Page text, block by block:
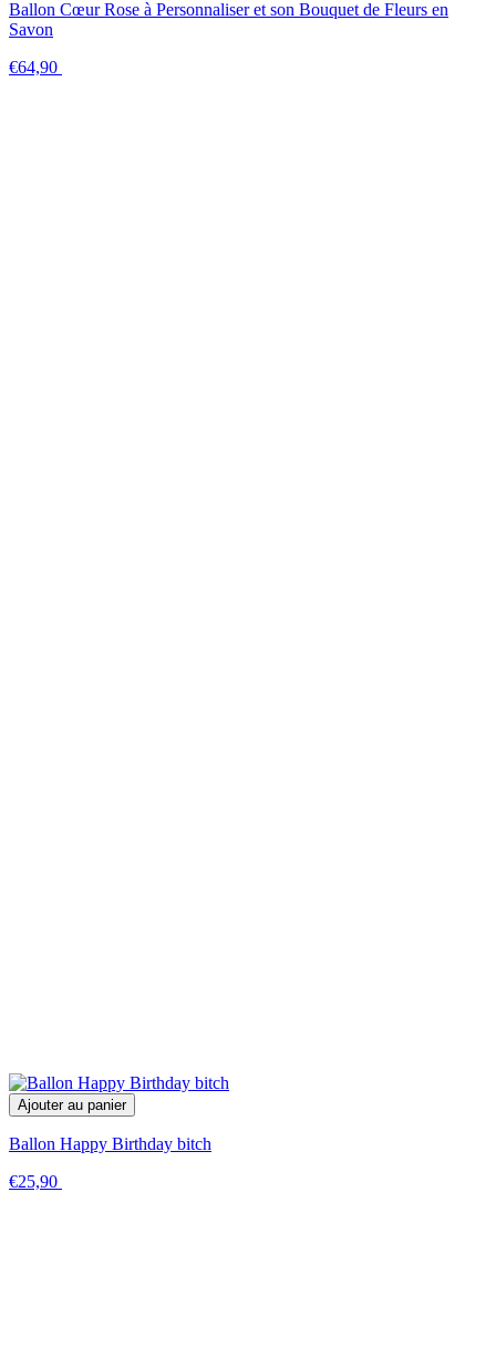
Ballon Cœur Rose à Personnaliser et son Bouquet de Fleurs en
Savon
€64,90
Ajouter au panier
Ballon Happy Birthday bitch
€25,90